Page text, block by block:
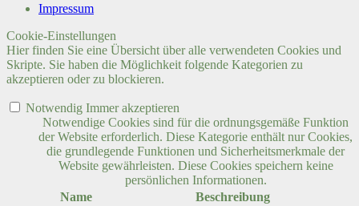
Impressum
Cookie-Einstellungen
Hier finden Sie eine Übersicht über alle verwendeten Cookies und
Skripte. Sie haben die Möglichkeit folgende Kategorien zu
akzeptieren oder zu blockieren.
Notwendig Immer akzeptieren
Notwendige Cookies sind für die ordnungsgemäße Funktion
der Website erforderlich. Diese Kategorie enthält nur Cookies,
die grundlegende Funktionen und Sicherheitsmerkmale der
Website gewährleisten. Diese Cookies speichern keine
persönlichen Informationen.
Name
Beschreibung